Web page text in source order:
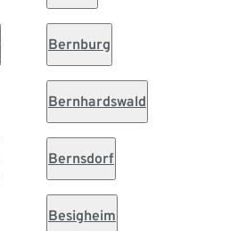
Bernburg
Bernhardswald
Bernsdorf
Besigheim